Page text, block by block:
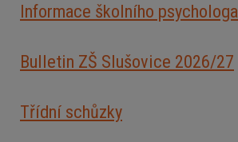
Informace školního psychologa
Bulletin ZŠ Slušovice 2026/27
Třídní schůzky